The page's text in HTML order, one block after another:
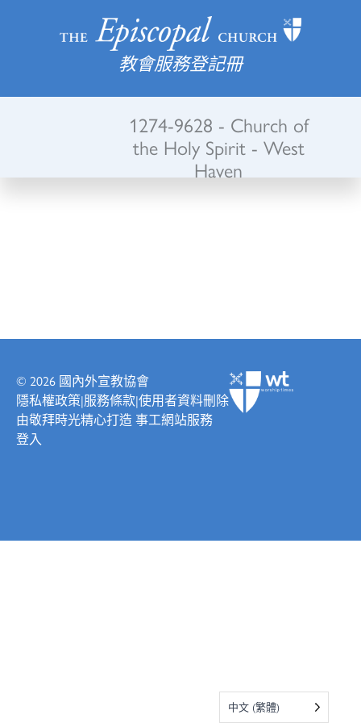
教會服務登記冊
1274-9628 - Church of
the Holy Spirit - West
Haven
© 2026 國內外宣教協會
隱私權政策|服務條款|使用者資料刪除
由敬拜時光精心打造 事工網站服務
登入
中文 (繁體)